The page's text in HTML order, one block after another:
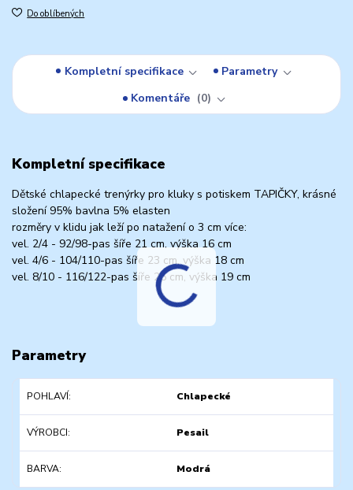
Do oblíbených
Kompletní specifikace
Parametry
Komentáře
0
Kompletní specifikace
Dětské chlapecké trenýrky pro kluky s potiskem TAPIČKY, krásné
složení 95% bavlna 5% elasten
rozměry v klidu jak leží po natažení o 3 cm více:
vel. 2/4 - 92/98-pas šíře 21 cm, výška 16 cm
vel. 4/6 - 104/110-pas šíře 23 cm, výška 18 cm
vel. 8/10 - 116/122-pas šíře 25 cm, výška 19 cm
Parametry
POHLAVÍ Chlapecké
VÝROBCI Pesail
BARVA Modrá